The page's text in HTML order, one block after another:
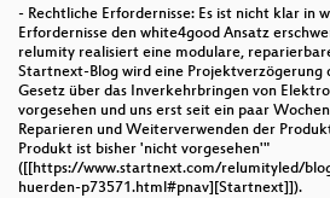
- Rechtliche Erfordernisse: Es ist nicht klar in
Erfordernisse den white4good Ansatz
relumity realisiert eine modulare,
Startnext-Blog wird eine Projektverzögerung
Gesetz über das Inverkehrbringen von
vorgesehen und uns erst seit ein paar
Reparieren und Weiterverwenden der
Produkt ist bisher 'nicht vorgesehen'"
([[https://www.startnext.com/relumityled/
huerden-p73571.html#pnav][Startnext]]).